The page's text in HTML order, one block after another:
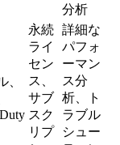
分析
、
永続
ライ
セン
ス、
サブ
スク
リプ
詳細な
パフォ
ーマン
ス分
析、ト
ラブル
シュー